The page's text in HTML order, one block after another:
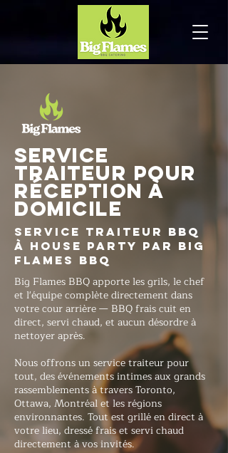
Service
traiteur pour
réception à
domicile
Service traiteur BBQ
à House Party par Big
Flames BBQ
Big Flames BBQ apporte les grils, le chef
et l'équipe complète directement dans
votre cour arrière — BBQ frais cuit en
direct, servi chaud, et aucun désordre à
nettoyer après.
Nous offrons un service traiteur pour
tout, des événements intimes aux grands
rassemblements à travers Toronto,
Ottawa, Montréal et les régions
environnantes. Tout est grillé en direct à
votre lieu, dressé frais et servi chaud
directement à vos invités.